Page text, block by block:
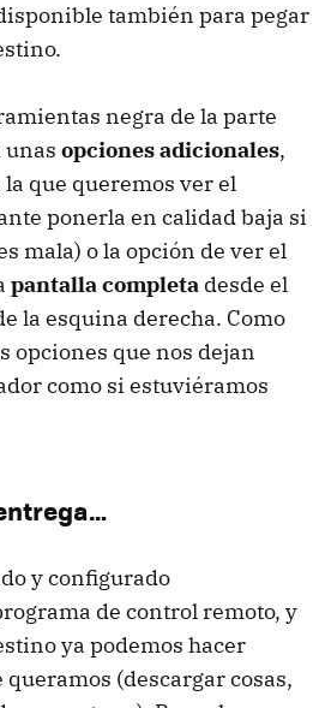
también para pegar
negra de la parte
opciones adicionales,
que queremos ver el
ponerla en calidad baja si
mala) o la opción de ver el
pantalla completa desde el
la esquina derecha. Como
opciones que nos dejan
como si estuviéramos
y configurado
de control remoto, y
ya podemos hacer
(descargar cosas,